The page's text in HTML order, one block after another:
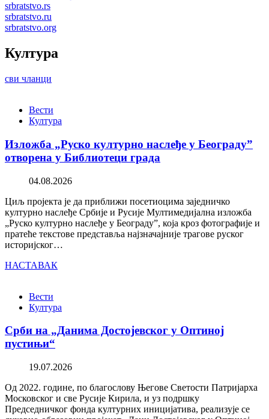
srbratstvo.rs
srbratstvo.ru
srbratstvo.org
Култура
сви чланци
Вести
Култура
Изложба „Руско културно наслеђе у Београду”
отворена у Библиотеци града
04.08.2026
Циљ пројекта је да приближи посетиоцима заједничко
културно наслеђе Србије и Русије Мултимедијална изложба
„Руско културно наслеђе у Београду”, која кроз фотографије и
пратеће текстове представља најзначајније трагове руског
историјског…
НАСТАВАК
Вести
Култура
Срби на „Данима Достојевског у Оптиној
пустињи“
19.07.2026
Од 2022. године, по благослову Његове Светости Патријарха
Московског и све Русије Кирила, и уз подршку
Председничког фонда културних иницијатива, реализује се